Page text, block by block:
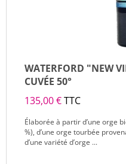
WATERFORD "NEW
CUVÉE 50°
135,00 €TTC
Élaborée à partir d’une orge
%), d’une orge tourbée
d’une variété d’orge ...